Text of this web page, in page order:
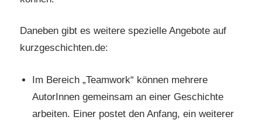
Daneben gibt es weitere spezielle Angebote auf
kurzgeschichten.de:
Im Bereich „Teamwork“ können mehrere
AutorInnen gemeinsam an einer Geschichte
arbeiten. Einer postet den Anfang, ein weiterer